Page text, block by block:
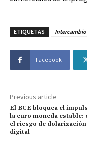
ETIQUETAS Intercambio
Facebook
Previous article
El BCE bloquea el
la euro moneda estable:
el riesgo de dolarización
digital